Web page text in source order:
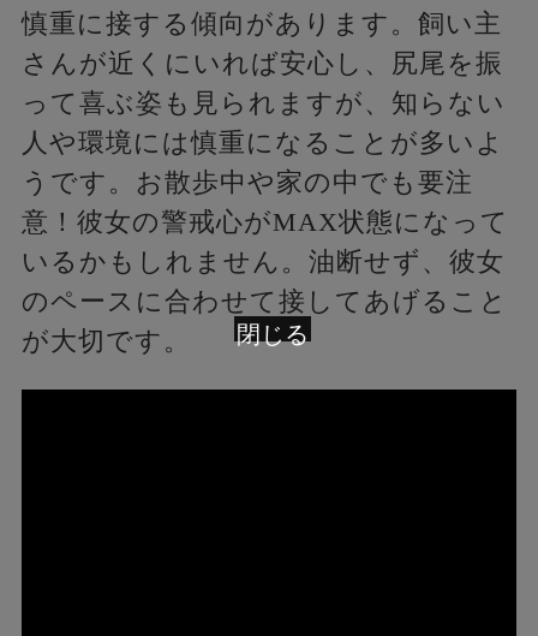
慎重に接する傾向があります。飼い主
さんが近くにいれば安心し、尻尾を振
って喜ぶ姿も見られますが、知らない
人や環境には慎重になることが多いよ
うです。お散歩中や家の中でも要注
意！彼女の警戒心がMAX状態になって
いるかもしれません。油断せず、彼女
のペースに合わせて接してあげること
が大切です。
閉じる